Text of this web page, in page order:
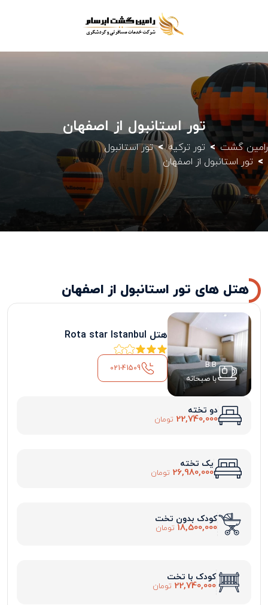
تور استانبول از اصفهان
رامین گشت تور ترکیه
تور استانبول
تور استانبول از اصفهان
هتل های تور استانبول از اصفهان
B.B
با صبحانه
هتل Rota star Istanbul
021-41509
دو تخته
22,740,000 تومان
یک تخته
26,980,000 تومان
کودک بدون تخت
18,500,000 تومان
کودک با تخت
22,740,000 تومان